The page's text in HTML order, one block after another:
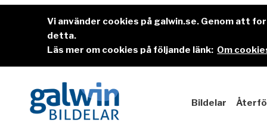
Vi använder cookies på galwin.se. Genom att
detta.
Läs mer om cookies på följande länk: Om
Bildelar